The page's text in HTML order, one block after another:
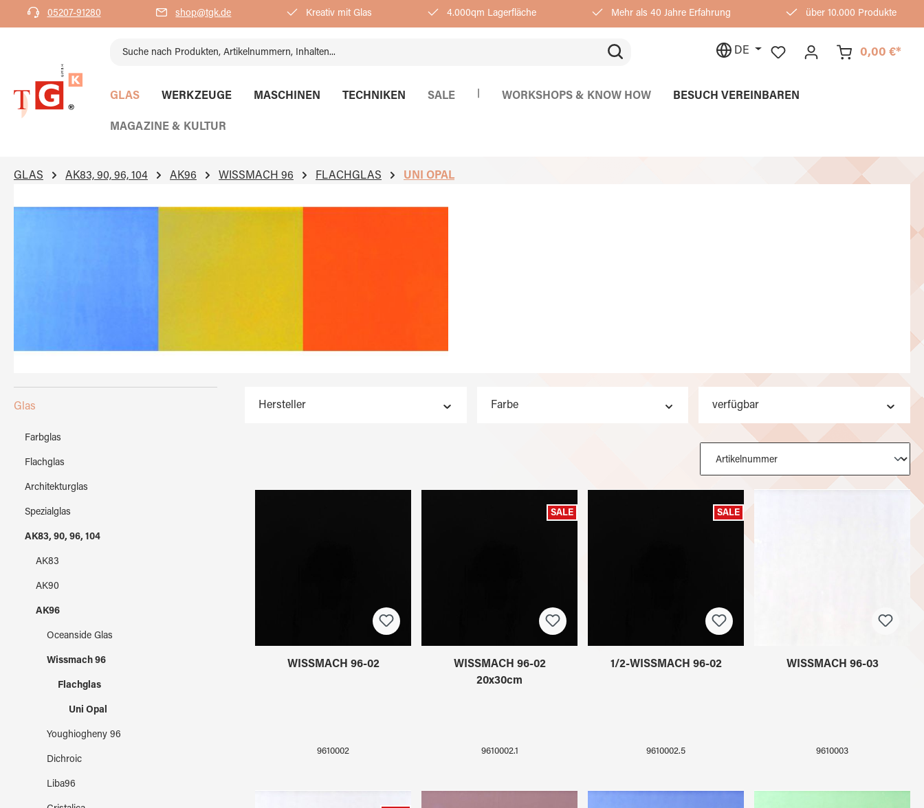
Zur Hauptnavigation springen
05207-91280 shop@tgk.de Kreativ mit Glas 4.000qm Lagerfläche Mehr als 40 Jahre Erfahrung über 10.000 Produkte
DE 0,00 €*
GLAS WERKZEUGE MASCHINEN TECHNIKEN SALE WORKSHOPS & KNOW HOW BESUCH VEREINBAREN
MAGAZINE & KULTUR
GLAS AK83, 90, 96, 104 AK96 WISSMACH 96 FLACHGLAS UNI OPAL
Glas
Farbglas
Flachglas
Architekturglas
Spezialglas
AK83, 90, 96, 104
AK83
AK90
AK96
Oceanside Glas
Wissmach 96
Flachglas
Uni Opal
Youghiogheny 96
Dichroic
Liba96
Hersteller Farbe verfügbar
WISSMACH 96-02
9610002
SALE
WISSMACH 96-02
20x30cm
9610002.1
SALE
1/2-WISSMACH 96-02
9610002.5
WISSMACH 96-03
9610003